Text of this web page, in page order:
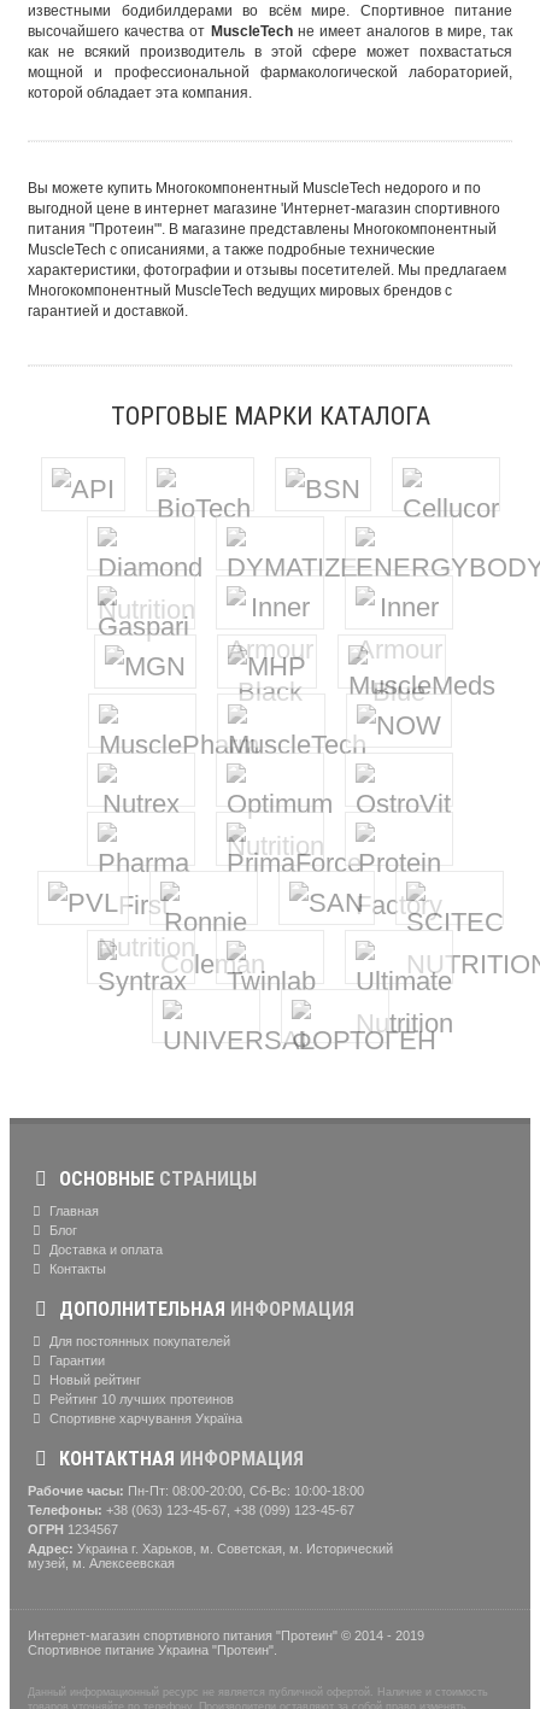
известными бодибилдерами во всём мире. Спортивное питание
высочайшего качества от MuscleTechне имеет аналогов в мире, так
как не всякий производитель в этой сфере может похвастаться
мощной и профессиональной фармакологической лабораторией,
которой обладает эта компания.
Вы можете купить Многокомпонентный MuscleTech недорого и по
выгодной цене в интернет магазине 'Интернет-магазин спортивного
питания "Протеин"'. В магазине представлены Многокомпонентный
MuscleTech с описаниями, а также подробные технические
характеристики, фотографии и отзывы посетителей. Мы предлагаем
Многокомпонентный MuscleTech ведущих мировых брендов с
гарантией и доставкой.
ТОРГОВЫЕ МАРКИ КАТАЛОГА
ОСНОВНЫЕ СТРАНИЦЫ
Главная
Блог
Доставка и оплата
Контакты
ДОПОЛНИТЕЛЬНАЯ ИНФОРМАЦИЯ
Для постоянных покупателей
Гарантии
Новый рейтинг
Рейтинг 10 лучших протеинов
Спортивне харчування Україна
КОНТАКТНАЯ ИНФОРМАЦИЯ
Рабочие часы: Пн-Пт: 08:00-20:00, Сб-Вс: 10:00-18:00
Телефоны: +38 (063) 123-45-67, +38 (099) 123-45-67
ОГРН 1234567
Адрес: Украина г. Харьков, м. Советская, м. Исторический
музей, м. Алексеевская
Интернет-магазин спортивного питания "Протеин" © 2014 - 2019
Спортивное питание Украина "Протеин".
Данный информационный ресурс не является публичной офертой. Наличие и стоимость
товаров уточняйте по телефону. Производители оставляют за собой право изменять